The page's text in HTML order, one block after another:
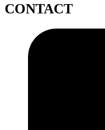
CONTACT